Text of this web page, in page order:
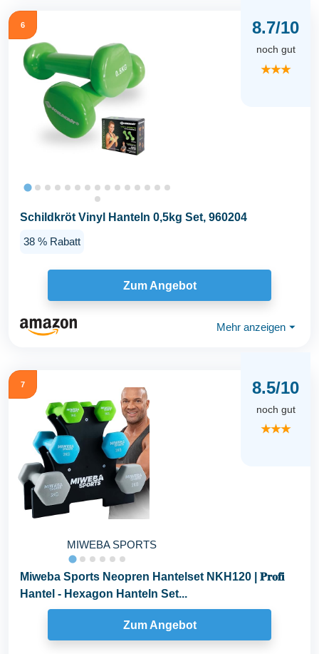
6 8.7/10
noch gut
★★★
Schildkröt Vinyl Hanteln 0,5kg Set, 960204
38 % Rabatt
Zum Angebot
Mehr anzeigen ⏷
7
MIWEBA SPORTS
8.5/10
noch gut
★★★
Miweba Sports Neopren Hantelset NKH120 | 𝐏𝐫𝐨𝐟𝐢
Hantel - Hexagon Hanteln Set...
Zum Angebot